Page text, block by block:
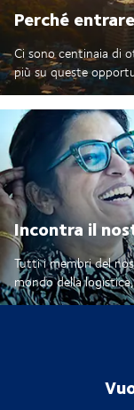
Perché
Ci sono centinaia di
più su queste
Incontra il
Tutti i membri del
mondo della